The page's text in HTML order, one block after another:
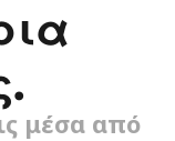
μέσα από